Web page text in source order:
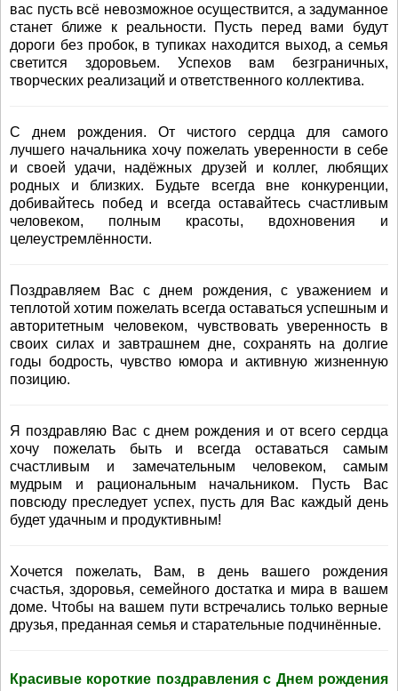
вас пусть всё невозможное осуществится, а задуманное
станет ближе к реальности. Пусть перед вами будут
дороги без пробок, в тупиках находится выход, а семья
светится здоровьем. Успехов вам безграничных,
творческих реализаций и ответственного коллектива.
С днем рождения. От чистого сердца для самого
лучшего начальника хочу пожелать уверенности в себе
и своей удачи, надёжных друзей и коллег, любящих
родных и близких. Будьте всегда вне конкуренции,
добивайтесь побед и всегда оставайтесь счастливым
человеком, полным красоты, вдохновения и
целеустремлённости.
Поздравляем Вас с днем рождения, с уважением и
теплотой хотим пожелать всегда оставаться успешным и
авторитетным человеком, чувствовать уверенность в
своих силах и завтрашнем дне, сохранять на долгие
годы бодрость, чувство юмора и активную жизненную
позицию.
Я поздравляю Вас с днем рождения и от всего сердца
хочу пожелать быть и всегда оставаться самым
счастливым и замечательным человеком, самым
мудрым и рациональным начальником. Пусть Вас
повсюду преследует успех, пусть для Вас каждый день
будет удачным и продуктивным!
Хочется пожелать, Вам, в день вашего рождения
счастья, здоровья, семейного достатка и мира в вашем
доме. Чтобы на вашем пути встречались только верные
друзья, преданная семья и старательные подчинённые.
Красивые короткие поздравления с Днем рождения